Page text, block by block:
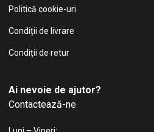
Politică cookie-uri
Condiții de livrare
Condiții de retur
Ai nevoie de ajutor?
Contactează-ne